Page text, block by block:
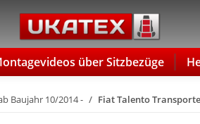
über Sitzbezüge
Baujahr 10/2014 - Fiat Talento